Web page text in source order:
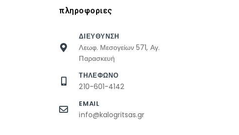
πληροφοριες
ΔΙΕΥΘΥΝΣΗ
Λεωφ. Μεσογείων 571, Αγ.
Παρασκευή
ΤΗΛΕΦΩΝΟ
210-601-4142
EMAIL
info@kalogritsas.gr